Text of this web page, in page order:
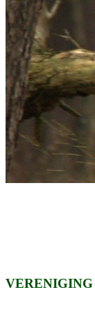
VERENIGING